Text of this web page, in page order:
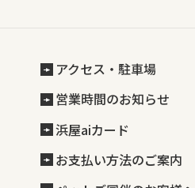
アクセス・駐車場
営業時間のお知らせ
浜屋aiカード
お支払い方法のご案内